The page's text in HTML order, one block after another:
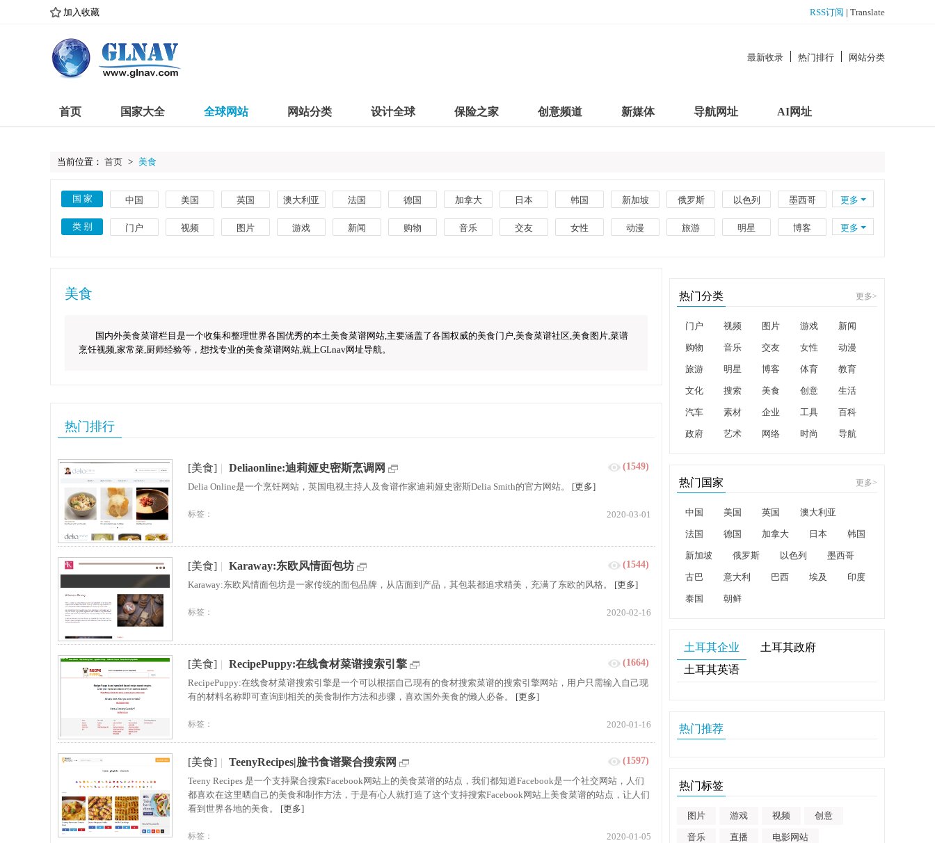
加入收藏 RSS订阅 | Translate
最新收录 热门排行 网站分类
首页 国家大全 全球网站 网站分类 设计全球 保险之家 创意频道 新媒体 导航网址 AI网址
当前位置： 首页 > 美食
国 家 中国 美国 英国 澳大利亚 法国 德国 加拿大 日本 韩国 新加坡 俄罗斯 以色列 墨西哥
古巴 意大利 巴西 埃及 印度 泰国 朝鲜 马来西亚 阿根廷 南非 新西兰 瑞士 波兰
更多
类 别 门户 视频 图片 游戏 新闻 购物 音乐 交友 女性 动漫 旅游 明星 博客 更多
美食
国内外美食菜谱栏目是一个收集和整理世界各国优秀的本土美食菜谱网站,主要涵盖了各国权威的美食门户,美食菜谱社区,美食图片,菜谱
烹饪视频,家常菜,厨师经验等，想找专业的美食菜谱网站,就上GLnav网址导航。
热门排行
[美食] | Deliaonline:迪莉娅史密斯烹调网
(1549)
Delia Online是一个烹饪网站，英国电视主持人及食谱作家迪莉娅史密斯Delia Smith的官方网站。 [更多]
标签： 2020-03-01
[美食] | Karaway:东欧风情面包坊
(1544)
Karaway:东欧风情面包坊是一家传统的面包品牌，从店面到产品，其包装都追求精美，充满了东欧的风格。 [更多]
标签： 2020-02-16
[美食] | RecipePuppy:在线食材菜谱搜索引擎
(1664)
RecipePuppy:在线食材菜谱搜索引擎是一个可以根据自己现有的食材搜索菜谱的搜索引擎网站，用户只需输入自己现
有的材料名称即可查询到相关的美食制作方法和步骤，喜欢国外美食的懒人必备。 [更多]
标签： 2020-01-16
[美食] | TeenyRecipes|脸书食谱聚合搜索网
(1597)
Teeny Recipes 是一个支持聚合搜索Facebook网站上的美食菜谱的站点，我们都知道Facebook是一个社交网站，人们
都喜欢在这里晒自己的美食和制作方法，于是有心人就打造了这个支持搜索Facebook网站上美食菜谱的站点，让人们
看到世界各地的美食。 [更多]
标签： 2020-01-05
热门分类 更多>
门户 视频 图片 游戏 新闻
购物 音乐 交友 女性 动漫
旅游 明星 博客 体育 教育
文化 搜索 美食 创意 生活
汽车 素材 企业 工具 百科
政府 艺术 网络 时尚 导航
热门国家 更多>
中国 美国 英国 澳大利亚
法国 德国 加拿大 日本 韩国
新加坡 俄罗斯 以色列 墨西哥
古巴 意大利 巴西 埃及 印度
泰国 朝鲜
土耳其企业
土耳其政府
土耳其英语
热门推荐
热门标签
图片 游戏 视频 创意
音乐 直播 电影网站